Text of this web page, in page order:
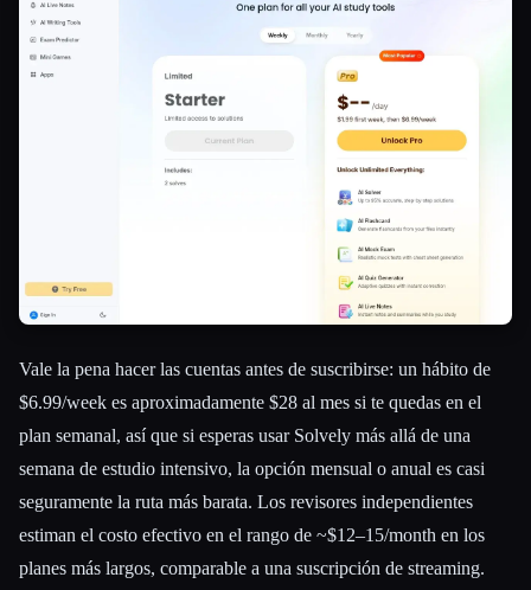
Vale la pena hacer las cuentas antes de suscribirse: un hábito de
$6.99/week es aproximadamente $28 al mes si te quedas en el
plan semanal, así que si esperas usar Solvely más allá de una
semana de estudio intensivo, la opción mensual o anual es casi
seguramente la ruta más barata. Los revisores independientes
estiman el costo efectivo en el rango de ~$12–15/month en los
planes más largos, comparable a una suscripción de streaming.